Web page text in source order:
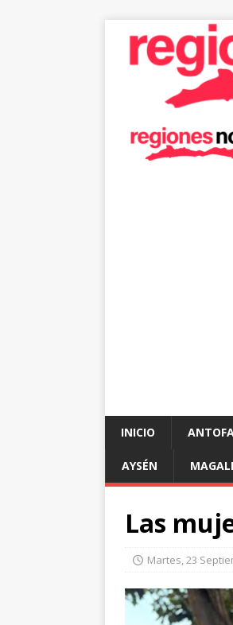
INICIO
AYSÉN
Las
Martes, 23